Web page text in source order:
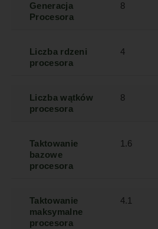
Generacja
Procesora
8
Liczba rdzeni
procesora
4
Liczba wątków
procesora
8
Taktowanie
bazowe
procesora
1.6
Taktowanie
maksymalne
procesora
4.1